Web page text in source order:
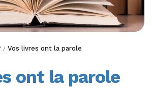
/ Vos livres ont la parole
ont la parole